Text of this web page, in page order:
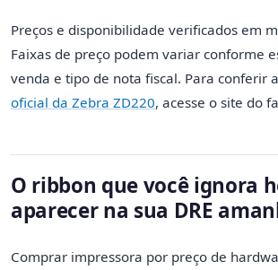
Preços e disponibilidade verificados em
Faixas de preço podem variar conforme
venda e tipo de nota fiscal. Para conferir a
oficial da Zebra ZD220, acesse o site do
O ribbon que você ignora
aparecer na sua DRE
Comprar impressora por preço de